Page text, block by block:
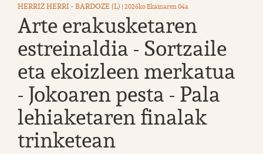
HERRIZ HERRI - BARDOZE (L) | 2026ko Ekainaren 04a
Arte erakusketaren
estreinaldia - Sortzaile
eta ekoizleen merkatua
- Jokoaren pesta - Pala
lehiaketaren finalak
trinketean